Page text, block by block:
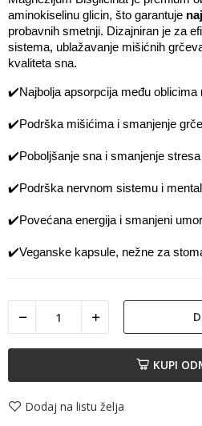
aminokiselinu glicin, što garantuje
probavnih smetnji. Dizajniran je za
sistema, ublažavanje mišićnih
kvaliteta sna.
✔️Najbolja apsorpcija među oblicima
✔️Podrška mišićima i smanjenje
✔️Poboljšanje sna i smanjenje stresa
✔️Podrška nervnom sistemu i
✔️Povećana energija i smanjeni umor
✔️Veganske kapsule, nežne za
KUPI
Dodaj na listu želja